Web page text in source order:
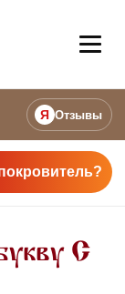
Я Отзывы
С